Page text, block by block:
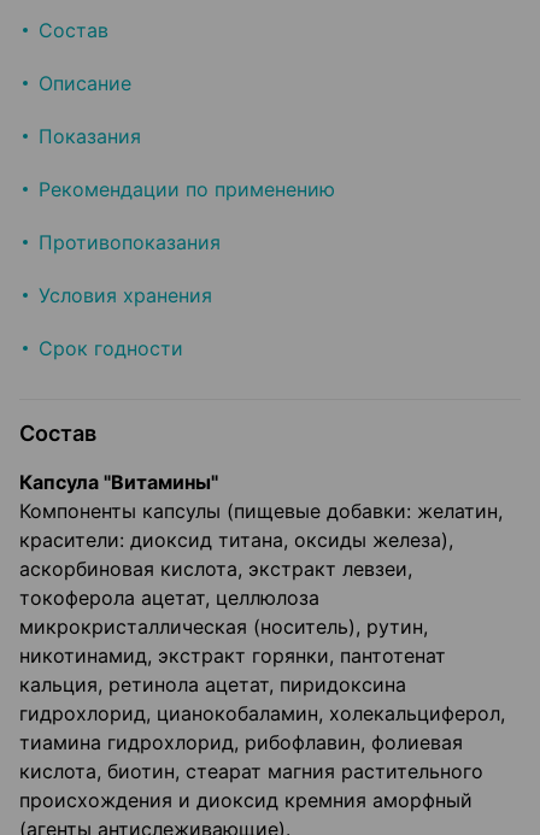
Состав
Описание
Показания
Рекомендации по применению
Противопоказания
Условия хранения
Срок годности
Состав
Капсула "Витамины"
Компоненты капсулы (пищевые добавки: желатин,
красители: диоксид титана, оксиды железа),
аскорбиновая кислота, экстракт левзеи,
токоферола ацетат, целлюлоза
микрокристаллическая (носитель), рутин,
никотинамид, экстракт горянки, пантотенат
кальция, ретинола ацетат, пиридоксина
гидрохлорид, цианокобаламин, холекальциферол,
тиамина гидрохлорид, рибофлавин, фолиевая
кислота, биотин, стеарат магния растительного
происхождения и диоксид кремния аморфный
(агенты антислеживающие).